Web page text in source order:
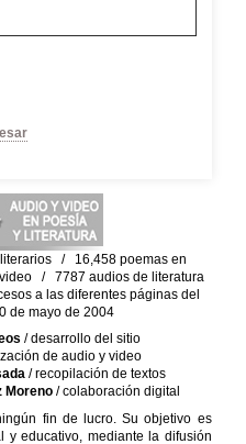
/ 16,458 poemas en
/ 7787 audios de literatura
a las diferentes páginas del
de mayo de 2004
/ desarrollo del sitio
de audio y video
/ recopilación de textos
Moreno/ colaboración digital
fin de lucro. Su objetivo es
y educativo, mediante la difusión